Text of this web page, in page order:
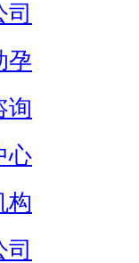
孕
询
心
构